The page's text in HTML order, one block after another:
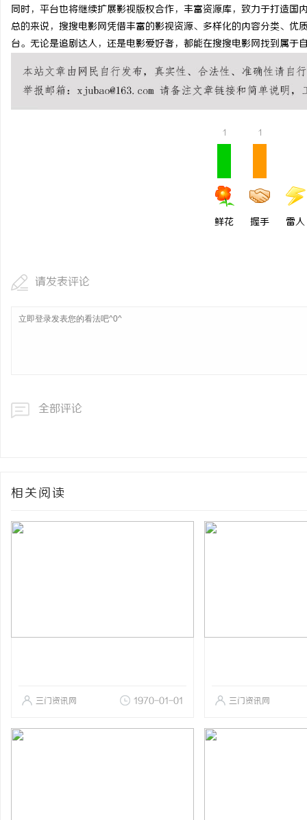
同时，平台也将继续扩展影视版权合作，丰富资源库，致力于打造国
总的来说，搜搜电影网凭借丰富的影视资源、多样化的内容分类、
台。无论是追剧达人，还是电影爱好者，都能在搜搜电影网找到属于
1
鲜花
1
握手 雷人
请发表评论
全部评论
相关阅读
三门资讯网 1970-01-01 三门资讯网
揭秘！专业充电桩项目